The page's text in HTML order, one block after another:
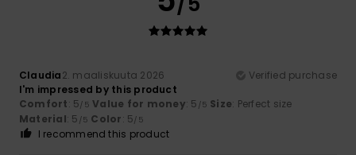
Claudia2. maaliskuuta 2026
Verified purchase
I'm impressed by this product
Comfort: 5/5 Value for money: 5 /5 Size: Perfect size
Material: 5 /5 Color: 5/5
I recommend this product